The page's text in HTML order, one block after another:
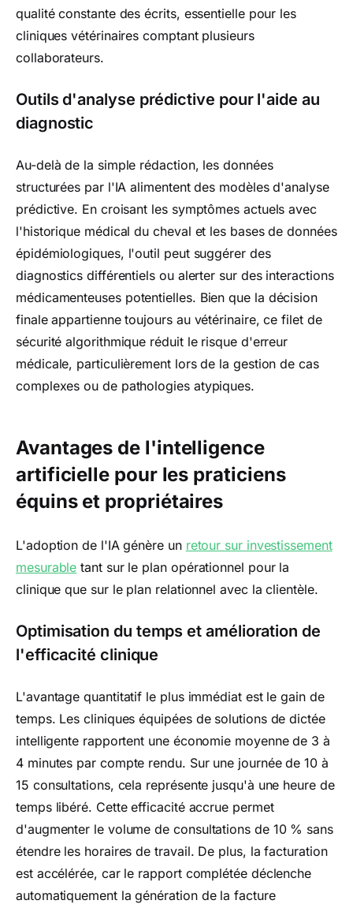
qualité constante des écrits, essentielle pour les
cliniques vétérinaires comptant plusieurs
collaborateurs.
Outils d'analyse prédictive pour l'aide au
diagnostic
Au-delà de la simple rédaction, les données
structurées par l'IA alimentent des modèles d'analyse
prédictive. En croisant les symptômes actuels avec
l'historique médical du cheval et les bases de données
épidémiologiques, l'outil peut suggérer des
diagnostics différentiels ou alerter sur des interactions
médicamenteuses potentielles. Bien que la décision
finale appartienne toujours au vétérinaire, ce filet de
sécurité algorithmique réduit le risque d'erreur
médicale, particulièrement lors de la gestion de cas
complexes ou de pathologies atypiques.
Avantages de l'intelligence
artificielle pour les praticiens
équins et propriétaires
L'adoption de l'IA génère un retour sur investissement
mesurable tant sur le plan opérationnel pour la
clinique que sur le plan relationnel avec la clientèle.
Optimisation du temps et amélioration de
l'efficacité clinique
L'avantage quantitatif le plus immédiat est le gain de
temps. Les cliniques équipées de solutions de dictée
intelligente rapportent une économie moyenne de 3 à
4 minutes par compte rendu. Sur une journée de 10 à
15 consultations, cela représente jusqu'à une heure de
temps libéré. Cette efficacité accrue permet
d'augmenter le volume de consultations de 10 % sans
étendre les horaires de travail. De plus, la facturation
est accélérée, car le rapport complétée déclenche
automatiquement la génération de la facture